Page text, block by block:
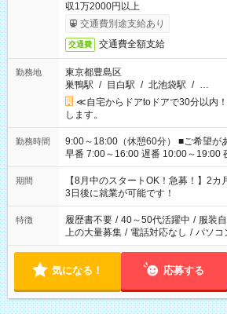
収1万2000円以上
交通費別途支給あり
交通費 交通費全額支給
勤務地
東京都豊島区
巣鴨駅 / 目白駅 / 北池袋駅 / …
≪自宅からドアtoドアで30分以内
します。
勤務時間
9:00～18:00（休憩60分） ■ご希望があれば下記シフトもOK！
早番 7:00～16:00 遅番 10:00～19:00 夜勤
と休みを合わせたい」 「余裕を持っ
「できれば残業はしたくない」 など
ね。 ※Wワーク希望の方へ 今ご覧のお仕事で希望する勤務時間
と、もう1つのお仕事の勤務時間。
合は応募できません。
期間
【8月中のスタートOK！急募！】2
3日後に就業が可能です！
特徴 履歴書不要 / 40～50代活躍中 / 服装
上の大量募集 / 電話対応なし / パソコ
気になる！ 応募する